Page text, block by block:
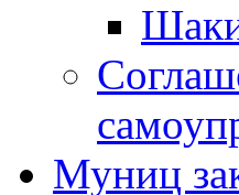
Муниц